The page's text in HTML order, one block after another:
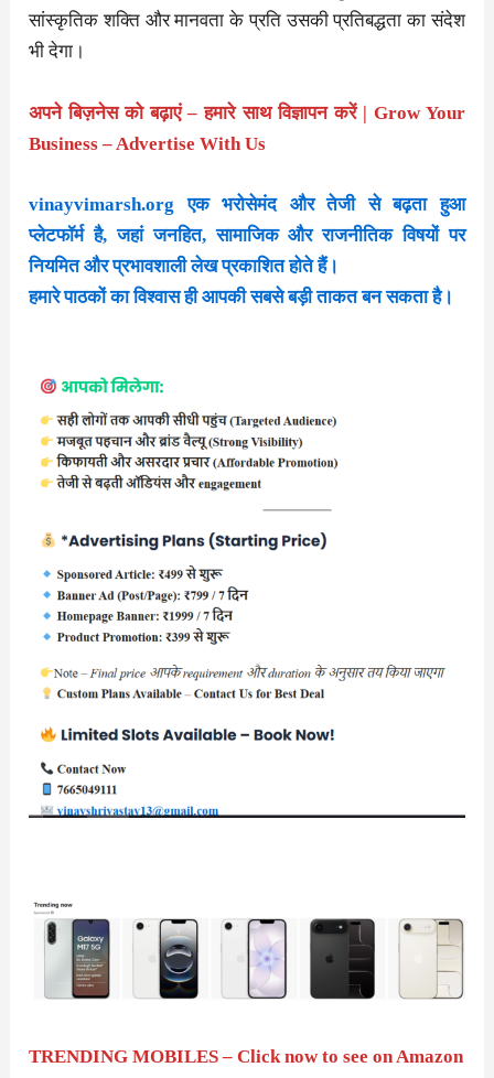
सांस्कृतिक शक्ति और मानवता के प्रति उसकी प्रतिबद्धता का संदेश
भी देगा।
अपने बिज़नेस को बढ़ाएं – हमारे साथ विज्ञापन करें | Grow Your
Business – Advertise With Us
vinayvimarsh.orgएक भरोसेमंद और तेजी से बढ़ता हुआ
प्लेटफॉर्म है, जहां जनहित, सामाजिक और राजनीतिक विषयों पर
नियमित और प्रभावशाली लेख प्रकाशित होते हैं।
हमारे पाठकों का विश्वास ही आपकी सबसे बड़ी ताकत बन सकता है।
TRENDING MOBILES – Click now to see on Amazon